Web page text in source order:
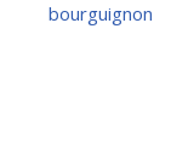
bourguignon